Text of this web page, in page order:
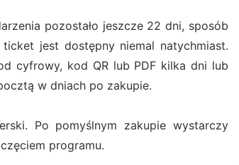
pozostało jeszcze 22 dni, sposób
jest dostępny niemal natychmiast.
cyfrowy, kod QR lub PDF kilka dni lub
w dniach po zakupie.
Po pomyślnym zakupie wystarczy
programu.